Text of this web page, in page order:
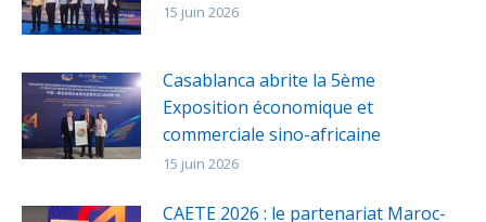
15 juin 2026
Casablanca abrite la 5ème
Exposition économique et
commerciale sino-africaine
15 juin 2026
CAETE 2026 : le partenariat Maroc-